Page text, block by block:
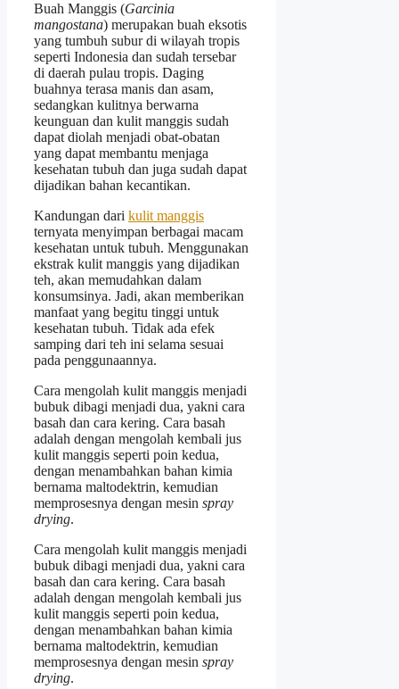
Buah Manggis (Garcinia
mangostana) merupakan buah eksotis
yang tumbuh subur di wilayah tropis
seperti Indonesia dan sudah tersebar
di daerah pulau tropis. Daging
buahnya terasa manis dan asam,
sedangkan kulitnya berwarna
keunguan dan kulit manggis sudah
dapat diolah menjadi obat-obatan
yang dapat membantu menjaga
kesehatan tubuh dan juga sudah dapat
dijadikan bahan kecantikan.
Kandungan dari kulit manggis
ternyata menyimpan berbagai macam
kesehatan untuk tubuh. Menggunakan
ekstrak kulit manggis yang dijadikan
teh, akan memudahkan dalam
konsumsinya. Jadi, akan memberikan
manfaat yang begitu tinggi untuk
kesehatan tubuh. Tidak ada efek
samping dari teh ini selama sesuai
pada penggunaannya.
Cara mengolah kulit manggis menjadi
bubuk dibagi menjadi dua, yakni cara
basah dan cara kering. Cara basah
adalah dengan mengolah kembali jus
kulit manggis seperti poin kedua,
dengan menambahkan bahan kimia
bernama maltodektrin, kemudian
memprosesnya dengan mesin spray
drying.
Cara mengolah kulit manggis menjadi
bubuk dibagi menjadi dua, yakni cara
basah dan cara kering. Cara basah
adalah dengan mengolah kembali jus
kulit manggis seperti poin kedua,
dengan menambahkan bahan kimia
bernama maltodektrin, kemudian
memprosesnya dengan mesin spray
drying.